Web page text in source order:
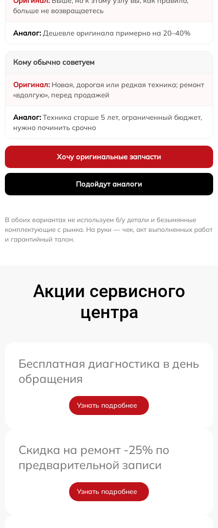
больше не возвращаетесь
Дешевле оригинала примерно на 20–40%
Кому обычно советуем
Новая, дорогая или редкая техника; ремонт
«вдолгую», перед продажей
Техника старше 5 лет, ограниченный бюджет,
нужно починить срочно
Хочу оригинальные запчасти
Подойдут аналоги
В обоих вариантах не используем б/у детали и безымянные
комплектующие с рынка. На руки — чек, акт выполненных работ
и гарантийный талон.
Акции сервисного
центра
Бесплатная диагностика в день
обращения
Узнать подробнее
Скидка на ремонт -25% по
предварительной записи
Узнать подробнее